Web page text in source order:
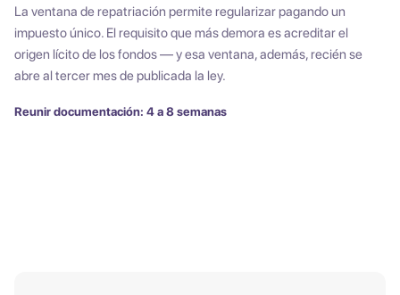
La ventana de repatriación permite regularizar pagando un
impuesto único. El requisito que más demora es acreditar el
origen lícito de los fondos — y esa ventana, además, recién se
abre al tercer mes de publicada la ley.
Reunir documentación: 4 a 8 semanas